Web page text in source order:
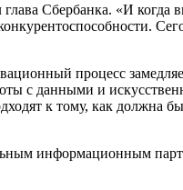
Сбербанка. «И когда
процесс
с данными и
к тому, как должна
информационным